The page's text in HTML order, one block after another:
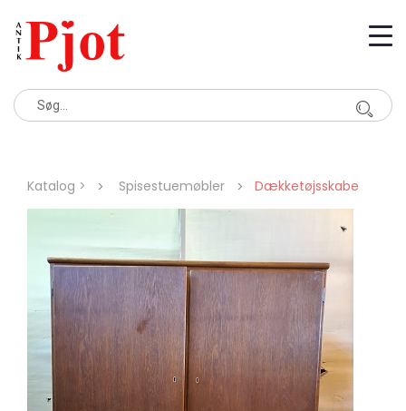
Katalog > Spisestuemøbler Dækketøjsskabe